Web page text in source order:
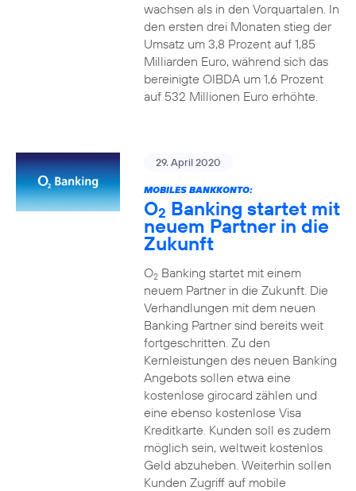
wachsen als in den Vorquartalen. In
den ersten drei Monaten stieg der
Umsatz um 3,8 Prozent auf 1,85
Milliarden Euro, während sich das
bereinigte OIBDA um 1,6 Prozent
auf 532 Millionen Euro erhöhte.
29. April 2020
MOBILES BANKKONTO:
O2 Banking startet mit
neuem Partner in die
Zukunft
O2Banking startet mit einem
neuem Partner in die Zukunft. Die
Verhandlungen mit dem neuen
Banking Partner sind bereits weit
fortgeschritten. Zu den
Kernleistungen des neuen Banking
Angebots sollen etwa eine
kostenlose girocard zählen und
eine ebenso kostenlose Visa
Kreditkarte. Kunden soll es zudem
möglich sein, weltweit kostenlos
Geld abzuheben. Weiterhin sollen
Kunden Zugriff auf mobile